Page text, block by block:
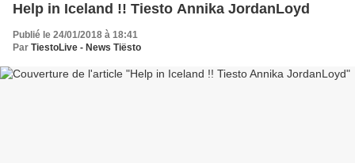
Help in Iceland !! Tiesto Annika JordanLoyd
Publié le 24/01/2018 à 18:41
Par TiestoLive - News Tiësto